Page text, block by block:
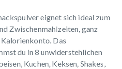
eignet sich ideal zum
Zwischenmahlzeiten, ganz
Das
du in 8 unwiderstehlichen
Kuchen, Keksen, Shakes,